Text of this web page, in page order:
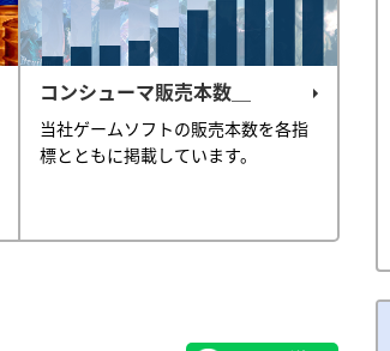
コンシューマ販売本数＿
当社ゲームソフトの販売本数を各指
標とともに掲載しています。